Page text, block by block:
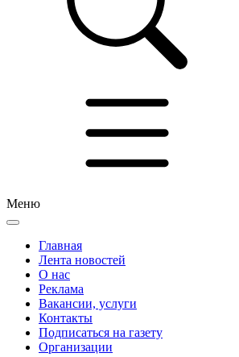
Меню
Главная
Лента новостей
О нас
Реклама
Вакансии, услуги
Контакты
Подписаться на газету
Организации